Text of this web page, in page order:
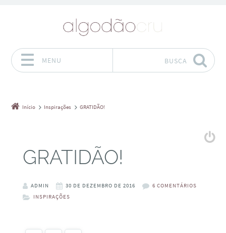
MENU BUSCA
Início Inspirações GRATIDÃO!
GRATIDÃO!
ADMIN 30 DE DEZEMBRO DE 2016
6 COMENTÁRIOS
INSPIRAÇÕES